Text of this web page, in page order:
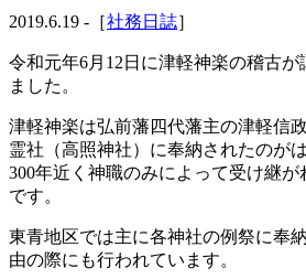
2019.6.19 -［社務日誌］
令和元年6月12日に津軽神楽の稽古
ました。
津軽神楽は弘前藩四代藩主の津軽信
霊社（高照神社）に奉納されたのが
300年近く神職のみによって受け継
です。
東青地区では主に各神社の例祭に奉
由の際にも行われています。